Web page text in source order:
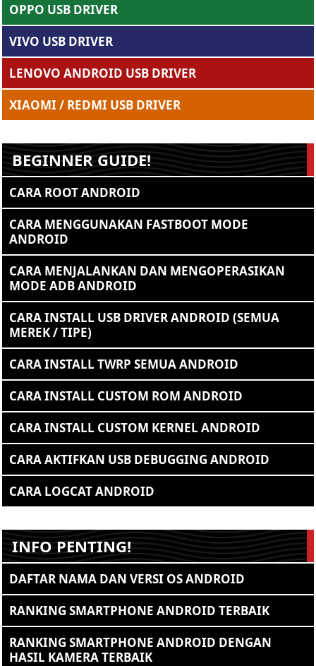
OPPO USB DRIVER
VIVO USB DRIVER
LENOVO ANDROID USB DRIVER
XIAOMI / REDMI USB DRIVER
BEGINNER GUIDE!
CARA ROOT ANDROID
CARA MENGGUNAKAN FASTBOOT MODE
ANDROID
CARA MENJALANKAN DAN MENGOPERASIKAN
MODE ADB ANDROID
CARA INSTALL USB DRIVER ANDROID (SEMUA
MEREK / TIPE)
CARA INSTALL TWRP SEMUA ANDROID
CARA INSTALL CUSTOM ROM ANDROID
CARA INSTALL CUSTOM KERNEL ANDROID
CARA AKTIFKAN USB DEBUGGING ANDROID
CARA LOGCAT ANDROID
INFO PENTING!
DAFTAR NAMA DAN VERSI OS ANDROID
RANKING SMARTPHONE ANDROID TERBAIK
RANKING SMARTPHONE ANDROID DENGAN
HASIL KAMERA TERBAIK